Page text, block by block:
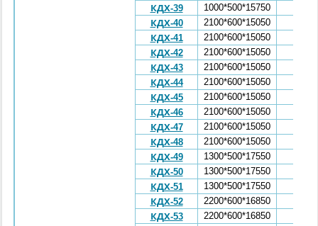
КДХ-39
1000*500*15750
КДХ-40
2100*600*15050
КДХ-41
2100*600*15050
КДХ-42
2100*600*15050
КДХ-43
2100*600*15050
КДХ-44
2100*600*15050
КДХ-45
2100*600*15050
КДХ-46
2100*600*15050
КДХ-47
2100*600*15050
КДХ-48
2100*600*15050
КДХ-49
1300*500*17550
КДХ-50
1300*500*17550
КДХ-51
1300*500*17550
КДХ-52
2200*600*16850
КДХ-53
2200*600*16850